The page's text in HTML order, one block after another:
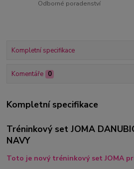
Odborné poradenství
Kompletní specifikace
Komentáře 0
Kompletní specifikace
Tréninkový set JOMA
NAVY
Toto je nový tréninkový set JOMA